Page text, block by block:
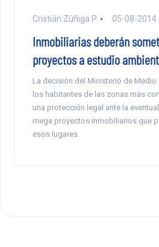
Cristián Zúñiga P. 05-08-2014
Inmobiliarias deberán
proyectos a estudio
La decisión del Ministerio de Medio
los habitantes de las zonas más
una protección legal ante la
mega proyectos inmobiliarios que
esos lugares.